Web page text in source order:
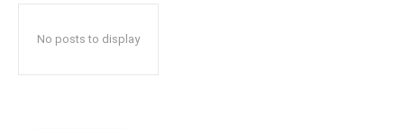
No posts to display